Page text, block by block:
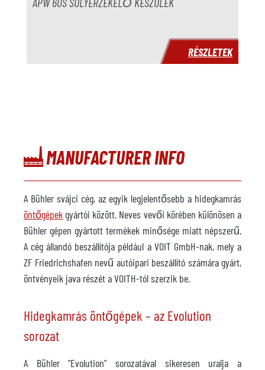
RÉSZLETEK
MANUFACTURER INFO
A Bühler svájci cég, az egyik legjelentősebb a hidegkamrás
öntőgépek gyártói között. Neves vevői körében különösen a
Bühler gépen gyártott termékek minősége miatt népszerű.
A cég állandó beszállítója például a VOIT GmbH-nak, mely a
ZF Friedrichshafen nevű autóipari beszállító számára gyárt,
öntvényeik java részét a VOITH-tól szerzik be.
Hidegkamrás öntőgépek – az Evolution
sorozat
A Bühler "Evolution" sorozatával sikeresen uralja a